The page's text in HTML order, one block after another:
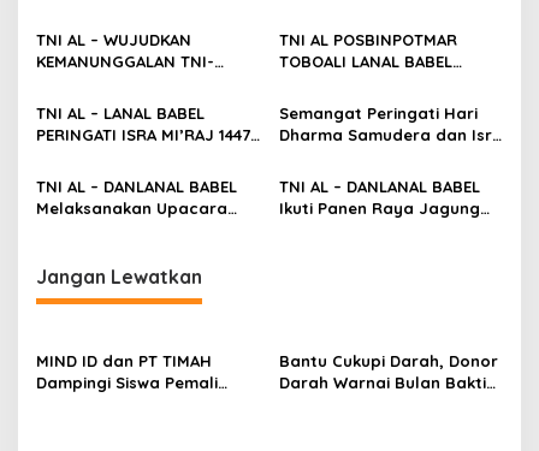
Secara Serentak Lewat
POSAL dan POSBINPOTMAR
KESEHATAN DAN BAKSOS
DALAM RANGKA LATHANTAI
TNI AL – WUJUDKAN
KEMANUNGGALAN TNI-
DAMPINGI TIM WAS/EV
MABESAD TINJAU LOKASI
TNI AL POSBINPOTMAR
TOBOALI LANAL BABEL
Asing Yang Mengalami
Kerusakan Mesin
TNI AL – LANAL BABEL
PERINGATI ISRA MI’RAJ 1447
Semangat Peringati Hari
Dharma Samudera dan Isra
bersama Pemkab Basel
Hadir di Tengah
TNI AL – DANLANAL BABEL
Melaksanakan Upacara
Kepulauan Bangka Belitung
TNI AL – DANLANAL BABEL
Ikuti Panen Raya Jagung
Jangan Lewatkan
MIND ID dan PT TIMAH
Dampingi Siswa Pemali
Bantu Cukupi Darah, Donor
Darah Warnai Bulan Bakti